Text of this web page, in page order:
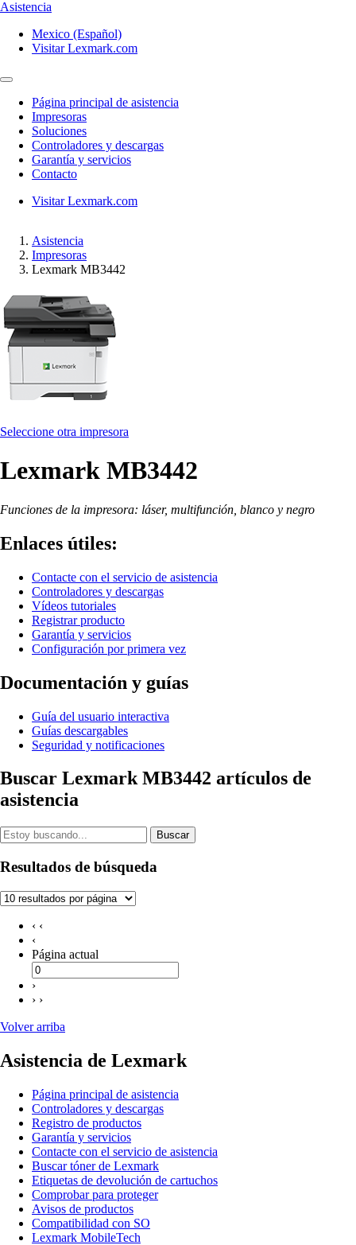
Asistencia
Mexico (Español)
Visitar Lexmark.com
Página principal de asistencia
Impresoras
Soluciones
Controladores y descargas
Garantía y servicios
Contacto
Visitar Lexmark.com
Asistencia
Impresoras
Lexmark MB3442
Seleccione otra impresora
Lexmark MB3442
Funciones de la impresora: láser, multifunción, blanco y negro
Enlaces útiles:
Contacte con el servicio de asistencia
Controladores y descargas
Vídeos tutoriales
Registrar producto
Garantía y servicios
Configuración por primera vez
Documentación y guías
Guía del usuario interactiva
Guías descargables
Seguridad y notificaciones
Buscar Lexmark MB3442 artículos de
asistencia
Buscar
Resultados de búsqueda
‹ ‹
‹
Página actual
›
› ›
Volver arriba
Asistencia de Lexmark
Página principal de asistencia
Controladores y descargas
Registro de productos
Garantía y servicios
Contacte con el servicio de asistencia
Buscar tóner de Lexmark
Etiquetas de devolución de cartuchos
Comprobar para proteger
Avisos de productos
Compatibilidad con SO
Lexmark MobileTech